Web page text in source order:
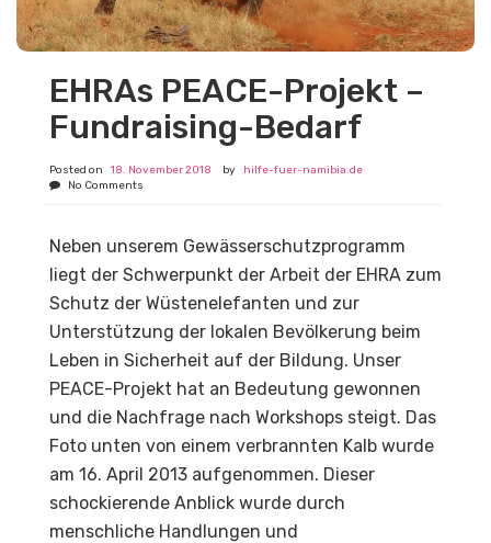
EHRAs PEACE-Projekt –
Fundraising-Bedarf
Posted on 18. November 2018 by
hilfe-fuer-namibia.de
No Comments
Neben unserem Gewässerschutzprogramm
liegt der Schwerpunkt der Arbeit der EHRA zum
Schutz der Wüstenelefanten und zur
Unterstützung der lokalen Bevölkerung beim
Leben in Sicherheit auf der Bildung. Unser
PEACE-Projekt hat an Bedeutung gewonnen
und die Nachfrage nach Workshops steigt. Das
Foto unten von einem verbrannten Kalb wurde
am 16. April 2013 aufgenommen. Dieser
schockierende Anblick wurde durch
menschliche Handlungen und